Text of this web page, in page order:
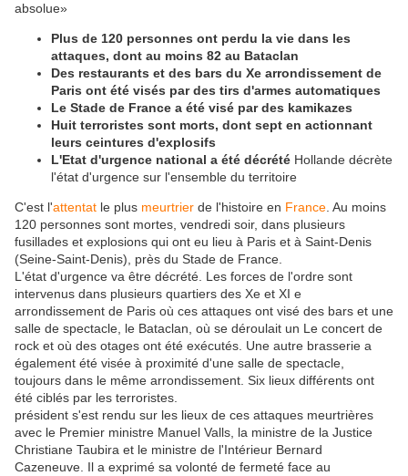
absolue»
Plus de 120 personnes ont perdu la vie dans les
attaques, dont au moins 82 au Bataclan
Des restaurants et des bars du Xe arrondissement de
Paris ont été visés par des tirs d'armes automatiques
Le Stade de France a été visé par des kamikazes
Huit terroristes sont morts, dont sept en actionnant
leurs ceintures d'explosifs
L'Etat d'urgence national a été décrété Hollande décrète
l'état d'urgence sur l'ensemble du territoire
C'est l'attentat le plus meurtrier de l'histoire en France . Au moins
120 personnes sont mortes, vendredi soir, dans plusieurs
fusillades et explosions qui ont eu lieu à Paris et à Saint-Denis
(Seine-Saint-Denis), près du Stade de France.
L'état d'urgence va être décrété. Les forces de l'ordre sont
intervenus dans plusieurs quartiers des Xe et XI e
arrondissement de Paris où ces attaques ont visé des bars et une
salle de spectacle, le Bataclan, où se déroulait un Le concert de
rock et où des otages ont été exécutés. Une autre brasserie a
également été visée à proximité d'une salle de spectacle,
toujours dans le même arrondissement. Six lieux différents ont
été ciblés par les terroristes.
président s'est rendu sur les lieux de ces attaques meurtrières
avec le Premier ministre Manuel Valls, la ministre de la Justice
Christiane Taubira et le ministre de l'Intérieur Bernard
Cazeneuve. Il a exprimé sa volonté de fermeté face au